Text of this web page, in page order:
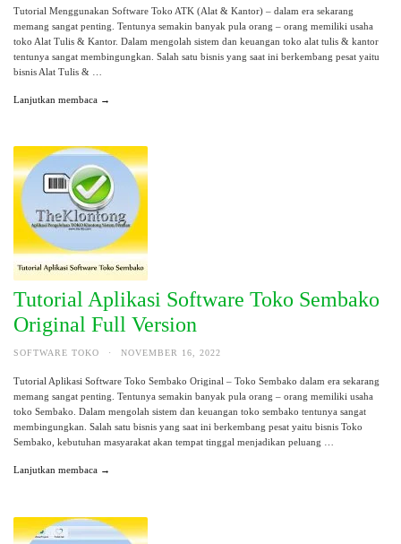
Tutorial Menggunakan Software Toko ATK (Alat & Kantor) – dalam era sekarang
memang sangat penting. Tentunya semakin banyak pula orang – orang memiliki usaha
toko Alat Tulis & Kantor. Dalam mengolah sistem dan keuangan toko alat tulis & kantor
tentunya sangat membingungkan. Salah satu bisnis yang saat ini berkembang pesat yaitu
bisnis Alat Tulis & …
Lanjutkan membaca →
Tutorial Aplikasi Software Toko Sembako
Original Full Version
SOFTWARE TOKO · NOVEMBER 16, 2022
Tutorial Aplikasi Software Toko Sembako Original – Toko Sembako dalam era sekarang
memang sangat penting. Tentunya semakin banyak pula orang – orang memiliki usaha
toko Sembako. Dalam mengolah sistem dan keuangan toko sembako tentunya sangat
membingungkan. Salah satu bisnis yang saat ini berkembang pesat yaitu bisnis Toko
Sembako, kebutuhan masyarakat akan tempat tinggal menjadikan peluang …
Lanjutkan membaca →